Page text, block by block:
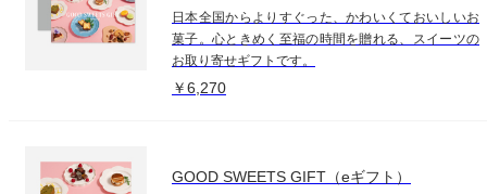
日本全国からよりすぐった、かわいくておいしいお
菓子。心ときめく至福の時間を贈れる、スイーツの
お取り寄せギフトです。
￥6,270
GOOD SWEETS GIFT（eギフト）